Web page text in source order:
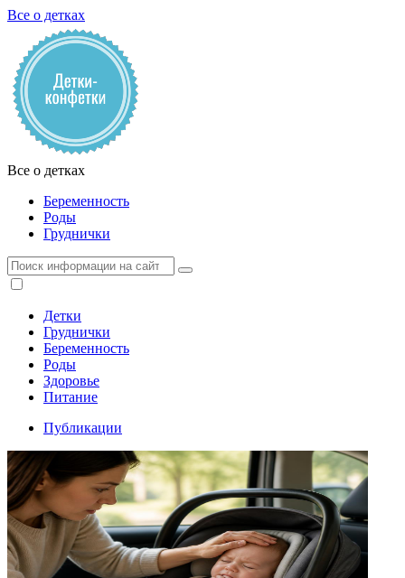
Все о детках
Все о детках
Беременность
Роды
Груднички
Детки
Груднички
Беременность
Роды
Здоровье
Питание
Публикации